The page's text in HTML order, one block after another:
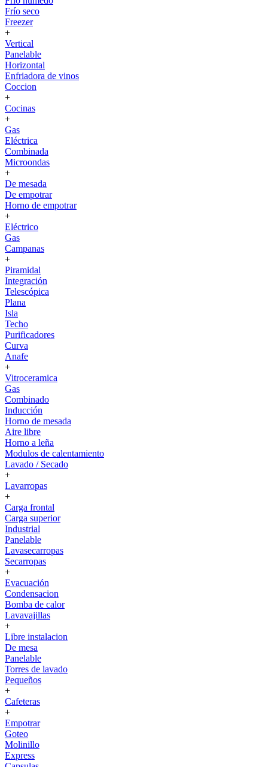
Frío seco
Freezer
+
Vertical
Panelable
Horizontal
Enfriadora de vinos
Coccion
+
Cocinas
+
Gas
Eléctrica
Combinada
Microondas
+
De mesada
De empotrar
Horno de empotrar
+
Eléctrico
Gas
Campanas
+
Piramidal
Integración
Telescópica
Plana
Isla
Techo
Purificadores
Curva
Anafe
+
Vitroceramica
Gas
Combinado
Inducción
Horno de mesada
Aire libre
Horno a leña
Modulos de calentamiento
Lavado / Secado
+
Lavarropas
+
Carga frontal
Carga superior
Industrial
Panelable
Lavasecarropas
Secarropas
+
Evacuación
Condensacion
Bomba de calor
Lavavajillas
+
Libre instalacion
De mesa
Panelable
Torres de lavado
Pequeños
+
Cafeteras
+
Empotrar
Goteo
Molinillo
Express